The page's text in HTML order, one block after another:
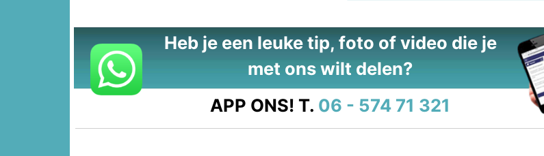
Heb je een leuke tip, foto of video die je
met ons wilt delen?
APP ONS! T. 06 - 574 71 321